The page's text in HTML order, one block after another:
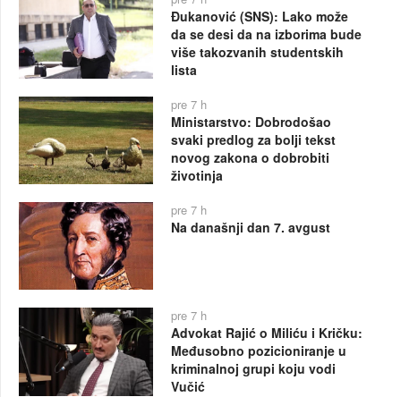
Đukanović (SNS): Lako može
da se desi da na izborima bude
više takozvanih studentskih
lista
pre 7 h
Ministarstvo: Dobrodošao
svaki predlog za bolji tekst
novog zakona o dobrobiti
životinja
pre 7 h
Na današnji dan 7. avgust
pre 7 h
Advokat Rajić o Miliću i Kričku:
Međusobno pozicioniranje u
kriminalnoj grupi koju vodi
Vučić